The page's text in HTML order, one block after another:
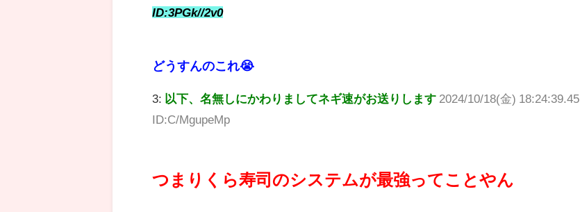
ID:3PGk//2v0
どうすんのこれ😭
3: 以下、名無しにかわりましてネギ速がお送りします 2024/10/18(金) 18:24:39.45
ID:C/MgupeMp
つまりくら寿司のシステムが最強ってことやん